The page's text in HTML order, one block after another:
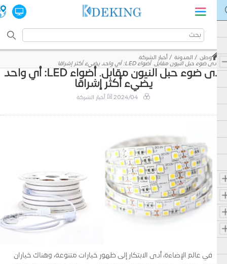
وطن المدونة
أخبار الشركة
أدى ضوء حبل النيون مقابل. أضواء LED: أي واحد يضيء أكثر إشراقا
أدى ضوء حبل النيون مقابل. أضواء LED: أي واحد
يضيء أكثر إشراقا
2024/04 أخبار الشركة
في عالم الإضاءة، أدى الابتكار إلى ظهور خيارات متنوعة، وهناك خياران